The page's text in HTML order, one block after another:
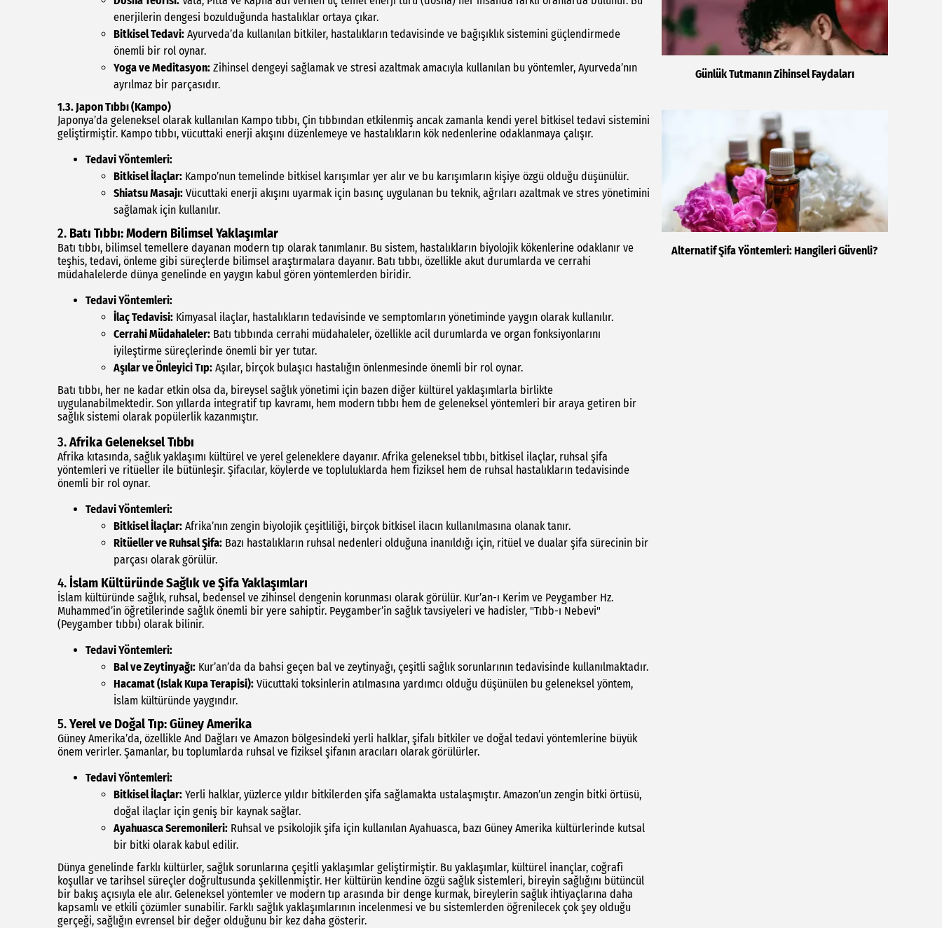
enerjilerin dengesi bozulduğunda hastalıklar ortaya çıkar.
Bitkisel Tedavi: Ayurveda’da kullanılan bitkiler, hastalıkların tedavisinde ve bağışıklık sistemini güçlendirmede
önemli bir rol oynar.
Yoga ve Meditasyon: Zihinsel dengeyi sağlamak ve stresi azaltmak amacıyla kullanılan bu yöntemler, Ayurveda’nın
ayrılmaz bir parçasıdır.
1.3. Japon Tıbbı (Kampo)
Japonya’da geleneksel olarak kullanılan Kampo tıbbı, Çin tıbbından etkilenmiş ancak zamanla kendi yerel bitkisel tedavi sistemini
geliştirmiştir. Kampo tıbbı, vücuttaki enerji akışını düzenlemeye ve hastalıkların kök nedenlerine odaklanmaya çalışır.
Tedavi Yöntemleri:
Bitkisel İlaçlar: Kampo’nun temelinde bitkisel karışımlar yer alır ve bu karışımların kişiye özgü olduğu düşünülür.
Shiatsu Masajı: Vücuttaki enerji akışını uyarmak için basınç uygulanan bu teknik, ağrıları azaltmak ve stres yönetimini
sağlamak için kullanılır.
2. Batı Tıbbı: Modern Bilimsel Yaklaşımlar
Batı tıbbı, bilimsel temellere dayanan modern tıp olarak tanımlanır. Bu sistem, hastalıkların biyolojik kökenlerine odaklanır ve
teşhis, tedavi, önleme gibi süreçlerde bilimsel araştırmalara dayanır. Batı tıbbı, özellikle akut durumlarda ve cerrahi
müdahalelerde dünya genelinde en yaygın kabul gören yöntemlerden biridir.
Tedavi Yöntemleri:
İlaç Tedavisi: Kimyasal ilaçlar, hastalıkların tedavisinde ve semptomların yönetiminde yaygın olarak kullanılır.
Cerrahi Müdahaleler: Batı tıbbında cerrahi müdahaleler, özellikle acil durumlarda ve organ fonksiyonlarını
iyileştirme süreçlerinde önemli bir yer tutar.
Aşılar ve Önleyici Tıp: Aşılar, birçok bulaşıcı hastalığın önlenmesinde önemli bir rol oynar.
Batı tıbbı, her ne kadar etkin olsa da, bireysel sağlık yönetimi için bazen diğer kültürel yaklaşımlarla birlikte
uygulanabilmektedir. Son yıllarda integratif tıp kavramı, hem modern tıbbı hem de geleneksel yöntemleri bir araya getiren bir
sağlık sistemi olarak popülerlik kazanmıştır.
3.Afrika Geleneksel Tıbbı
Afrika kıtasında, sağlık yaklaşımı kültürel ve yerel geleneklere dayanır. Afrika geleneksel tıbbı, bitkisel ilaçlar, ruhsal şifa
yöntemleri ve ritüeller ile bütünleşir. Şifacılar, köylerde ve topluluklarda hem fiziksel hem de ruhsal hastalıkların tedavisinde
önemli bir rol oynar.
Tedavi Yöntemleri:
Bitkisel İlaçlar: Afrika’nın zengin biyolojik çeşitliliği, birçok bitkisel ilacın kullanılmasına olanak tanır.
Ritüeller ve Ruhsal Şifa: Bazı hastalıkların ruhsal nedenleri olduğuna inanıldığı için, ritüel ve dualar şifa sürecinin bir
parçası olarak görülür.
4. İslam Kültüründe Sağlık ve Şifa Yaklaşımları
İslam kültüründe sağlık, ruhsal, bedensel ve zihinsel dengenin korunması olarak görülür. Kur’an-ı Kerim ve Peygamber Hz.
Muhammed’in öğretilerinde sağlık önemli bir yere sahiptir. Peygamber’in sağlık tavsiyeleri ve hadisler, "Tıbb-ı Nebevi"
(Peygamber tıbbı) olarak bilinir.
Tedavi Yöntemleri:
Bal ve Zeytinyağı: Kur’an’da da bahsi geçen bal ve zeytinyağı, çeşitli sağlık sorunlarının tedavisinde kullanılmaktadır.
Hacamat (Islak Kupa Terapisi): Vücuttaki toksinlerin atılmasına yardımcı olduğu düşünülen bu geleneksel yöntem,
İslam kültüründe yaygındır.
5.Yerel ve Doğal Tıp: Güney Amerika
Güney Amerika’da, özellikle And Dağları ve Amazon bölgesindeki yerli halklar, şifalı bitkiler ve doğal tedavi yöntemlerine büyük
önem verirler. Şamanlar, bu toplumlarda ruhsal ve fiziksel şifanın aracıları olarak görülürler.
Tedavi Yöntemleri:
Bitkisel İlaçlar: Yerli halklar, yüzlerce yıldır bitkilerden şifa sağlamakta ustalaşmıştır. Amazon’un zengin bitki örtüsü,
doğal ilaçlar için geniş bir kaynak sağlar.
Ayahuasca Seremonileri: Ruhsal ve psikolojik şifa için kullanılan Ayahuasca, bazı Güney Amerika kültürlerinde kutsal
bir bitki olarak kabul edilir.
Dünya genelinde farklı kültürler, sağlık sorunlarına çeşitli yaklaşımlar geliştirmiştir. Bu yaklaşımlar, kültürel inançlar, coğrafi
koşullar ve tarihsel süreçler doğrultusunda şekillenmiştir. Her kültürün kendine özgü sağlık sistemleri, bireyin sağlığını bütüncül
bir bakış açısıyla ele alır. Geleneksel yöntemler ve modern tıp arasında bir denge kurmak, bireylerin sağlık ihtiyaçlarına daha
kapsamlı ve etkili çözümler sunabilir. Farklı sağlık yaklaşımlarının incelenmesi ve bu sistemlerden öğrenilecek çok şey olduğu
gerçeği, sağlığın evrensel bir değer olduğunu bir kez daha gösterir.
Günlük Tutmanın Zihinsel Faydaları
Alternatif Şifa Yöntemleri: Hangileri Güvenli?